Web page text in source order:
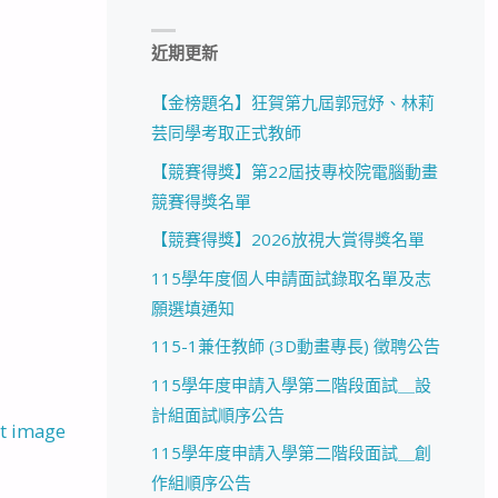
image
近期更新
【金榜題名】狂賀第九屆郭冠妤、林莉
芸同學考取正式教師
【競賽得獎】第22屆技專校院電腦動畫
競賽得獎名單
【競賽得獎】2026放視大賞得獎名單
115學年度個人申請面試錄取名單及志
願選填通知
115-1兼任教師 (3D動畫專長) 徵聘公告
115學年度申請入學第二階段面試＿設
計組面試順序公告
115學年度申請入學第二階段面試＿創
作組順序公告